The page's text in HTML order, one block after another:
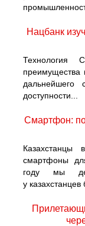
Нацбанк
Технология
преимущества
дальнейшего
доступности...
Смартфон:
Казахстанцы
смартфоны
году мы
у казахстанцев